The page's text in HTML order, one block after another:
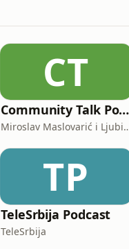
CT
Community Talk Podcast
Miroslav
TP
TeleSrbija Podcast
TeleSrbija